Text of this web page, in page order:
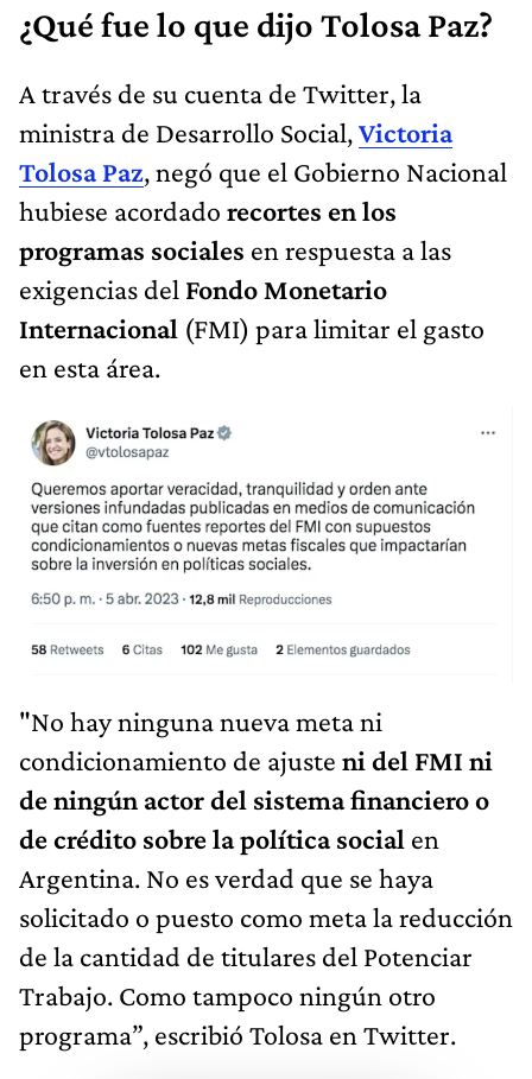
¿Qué fue lo que dijo Tolosa Paz?
A través de su cuenta de Twitter, la
ministra de Desarrollo Social,Victoria
Tolosa Paz, negó que el Gobierno Nacional
hubiese acordado recortes en los
programas sociales en respuesta a las
exigencias del Fondo Monetario
Internacional (FMI) para limitar el gasto
en esta área.
"No hay ninguna nueva meta ni
condicionamiento de ajuste ni del FMI ni
de ningún actor del sistema financiero o
de crédito sobre la política social en
Argentina. No es verdad que se haya
solicitado o puesto como meta la reducción
de la cantidad de titulares del Potenciar
Trabajo. Como tampoco ningún otro
programa”, escribió Tolosa en Twitter.